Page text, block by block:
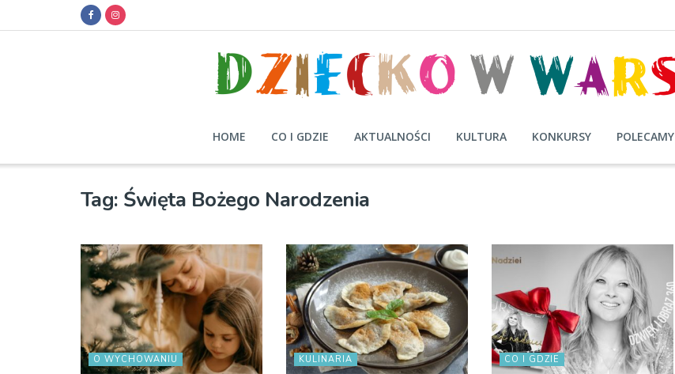
HOME CO I GDZIE AKTUALNOŚCI KULTURA KONKURSY POLECAMY
Tag: Święta Bożego Narodzenia
O WYCHOWANIU KULINARIA CO I GDZIE